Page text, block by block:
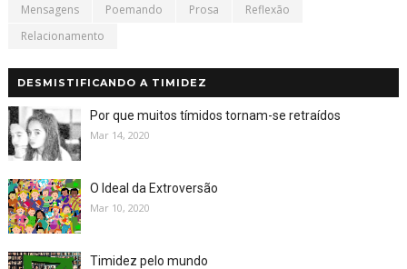
Mensagens
Poemando Prosa
Reflexão
Relacionamento
DESMISTIFICANDO A TIMIDEZ
Por que muitos tímidos tornam-se retraídos
Mar 14, 2020
O Ideal da Extroversão
Mar 10, 2020
Timidez pelo mundo